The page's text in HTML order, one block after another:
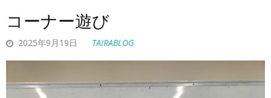
コーナー遊び
2025年9月19日 TAIRABLOG